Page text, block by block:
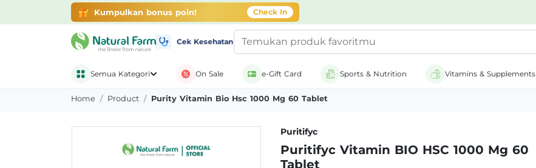
Gratis Ongkir + Banyak Promo
belanja di aplikasi
Check In
Cek Kesehatan
Semua Kategori On Sale e-Gift Card Sports & Nutrition Vitamins & Supplements
Home Product Purity Vitamin Bio Hsc 1000 Mg 60 Tablet
Puritifyc
Puritifyc Vitamin BIO HSC 1000 Mg 60
Tablet